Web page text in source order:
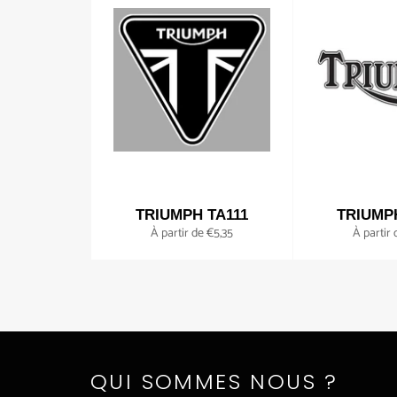
TRIUMPH TA111
À partir de €5,35 À partir
QUI SOMMES NOUS ?